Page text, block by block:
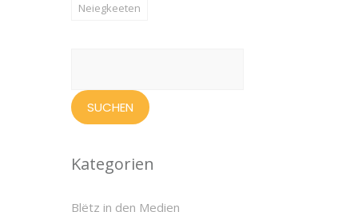
Neiegkeeten
Kategorien
Blëtz in den Medien